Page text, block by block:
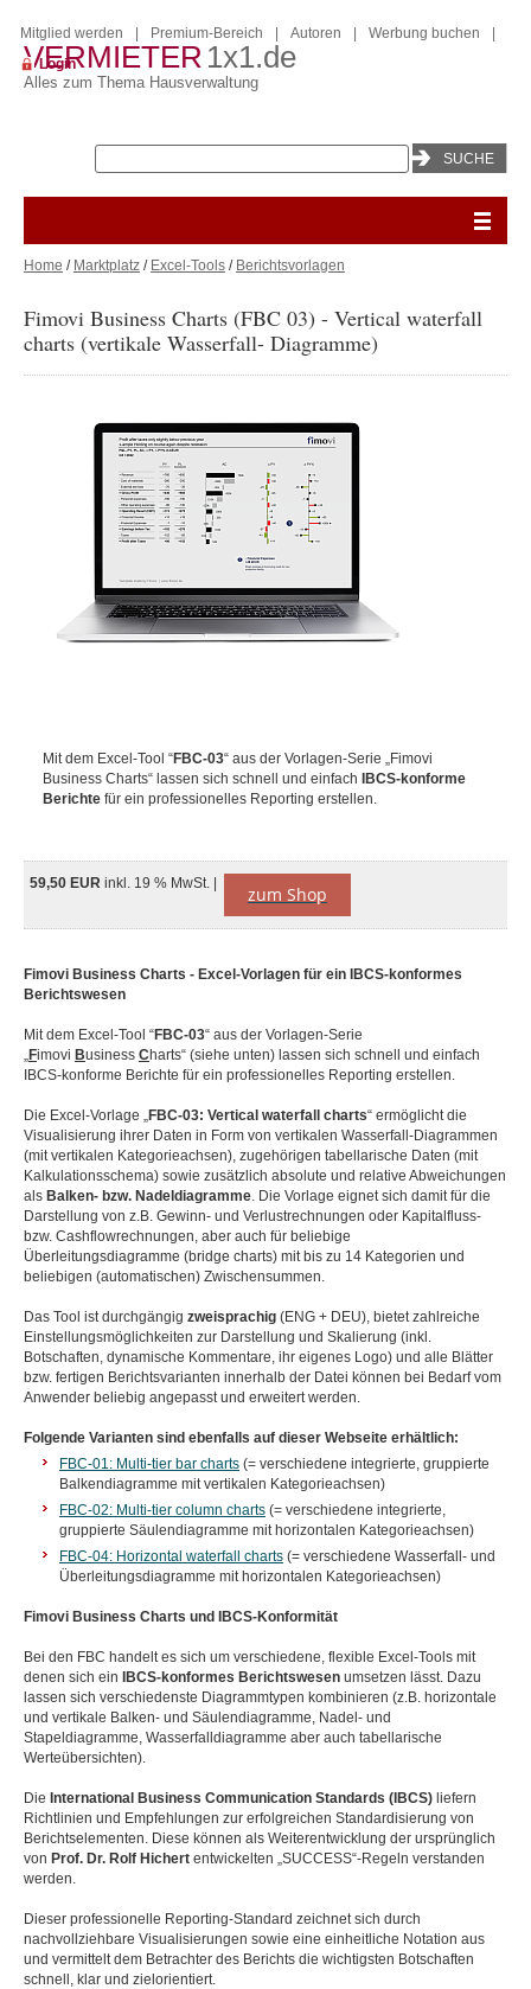
VERMIETER 1x1.de
Alles zum Thema Hausverwaltung
Mitglied werden Premium-Bereich Autoren Werbung buchen
Login
Home / Marktplatz / Excel-Tools / Berichtsvorlagen
Fimovi Business Charts (FBC 03) - Vertical waterfall
charts (vertikale Wasserfall- Diagramme)
Mit dem Excel-Tool “FBC-03“ aus der Vorlagen-Serie „Fimovi
Business Charts“ lassen sich schnell und einfach
IBCS-konforme
Berichte für ein professionelles Reporting erstellen.
59,50 EUR inkl. 19 % MwSt. | zum Shop
Fimovi Business Charts - Excel-Vorlagen für ein IBCS-konformes
Berichtswesen
Mit dem Excel-Tool “FBC-03“ aus der Vorlagen-Serie
„Fimovi Business Charts“ (siehe unten) lassen sich schnell und einfach
IBCS-konforme Berichte für ein professionelles Reporting erstellen.
Die Excel-Vorlage „FBC-03: Vertical waterfall charts“ ermöglicht die
Visualisierung ihrer Daten in Form von vertikalen Wasserfall-Diagrammen
(mit vertikalen Kategorieachsen), zugehörigen tabellarische Daten (mit
Kalkulationsschema) sowie zusätzlich absolute und relative Abweichungen
als Balken- bzw. Nadeldiagramme. Die Vorlage eignet sich damit für die
Darstellung von z.B. Gewinn- und Verlustrechnungen oder Kapitalfluss-
bzw. Cashflowrechnungen, aber auch für beliebige
Überleitungsdiagramme (bridge charts) mit bis zu 14 Kategorien und
beliebigen (automatischen) Zwischensummen.
Das Tool ist durchgängig zweisprachig (ENG + DEU), bietet zahlreiche
Einstellungsmöglichkeiten zur Darstellung und Skalierung (inkl.
Botschaften, dynamische Kommentare, ihr eigenes Logo) und alle Blätter
bzw. fertigen Berichtsvarianten innerhalb der Datei können bei Bedarf vom
Anwender beliebig angepasst und erweitert werden.
Folgende Varianten sind ebenfalls auf dieser Webseite erhältlich:
FBC-01: Multi-tier bar charts (= verschiedene integrierte, gruppierte
Balkendiagramme mit vertikalen Kategorieachsen)
FBC-02: Multi-tier column charts (= verschiedene integrierte,
gruppierte Säulendiagramme mit horizontalen Kategorieachsen)
FBC-04: Horizontal waterfall charts (= verschiedene Wasserfall- und
Überleitungsdiagramme mit horizontalen Kategorieachsen)
Fimovi Business Charts und IBCS-Konformität
Bei den FBC handelt es sich um verschiedene, flexible Excel-Tools mit
denen sich ein
IBCS-konformes Berichtswesen umsetzen lässt. Dazu
lassen sich verschiedenste Diagrammtypen kombinieren (z.B. horizontale
und vertikale Balken- und Säulendiagramme, Nadel- und
Stapeldiagramme, Wasserfalldiagramme aber auch tabellarische
Werteübersichten).
Die International Business Communication Standards (IBCS) liefern
Richtlinien und Empfehlungen zur erfolgreichen Standardisierung von
Berichtselementen. Diese können als Weiterentwicklung der ursprünglich
von Prof. Dr. Rolf Hichert entwickelten „SUCCESS“-Regeln verstanden
werden.
Dieser professionelle Reporting-Standard zeichnet sich durch
nachvollziehbare Visualisierungen sowie eine einheitliche Notation aus
und vermittelt dem Betrachter des Berichts die wichtigsten Botschaften
schnell, klar und zielorientiert.